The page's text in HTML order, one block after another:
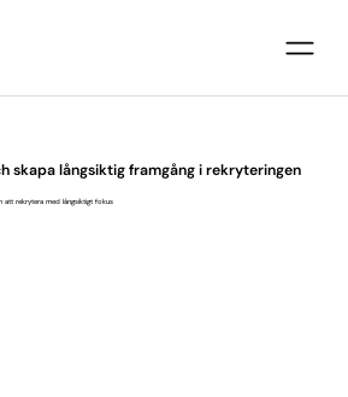
skapa långsiktig framgång i rekryteringen
att rekrytera med långsiktigt fokus